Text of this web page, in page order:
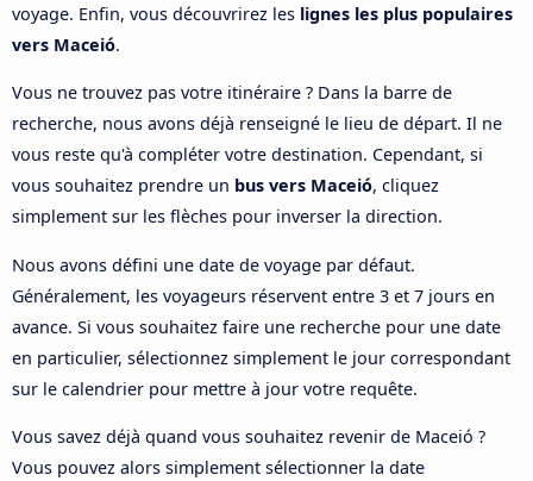
voyage. Enfin, vous découvrirez les lignes les plus populaires
vers Maceió.
Vous ne trouvez pas votre itinéraire ? Dans la barre de
recherche, nous avons déjà renseigné le lieu de départ. Il ne
vous reste qu'à compléter votre destination. Cependant, si
vous souhaitez prendre un bus vers Maceió, cliquez
simplement sur les flèches pour inverser la direction.
Nous avons défini une date de voyage par défaut.
Généralement, les voyageurs réservent entre 3 et 7 jours en
avance. Si vous souhaitez faire une recherche pour une date
en particulier, sélectionnez simplement le jour correspondant
sur le calendrier pour mettre à jour votre requête.
Vous savez déjà quand vous souhaitez revenir de Maceió ?
Vous pouvez alors simplement sélectionner la date